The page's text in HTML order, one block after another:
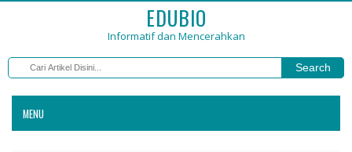
EDUBIO
Informatif dan Mencerahkan
Search
MENU